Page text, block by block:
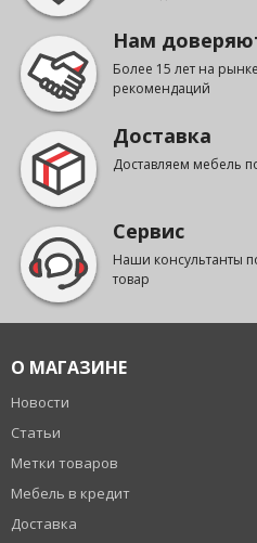
Нам
Более 15 лет на
рекомендаций
Доставка
Доставляем мебель
Сервис
Наши консультанты
товар
О МАГАЗИНЕ
Новости
Статьи
Метки товаров
Мебель в кредит
Доставка